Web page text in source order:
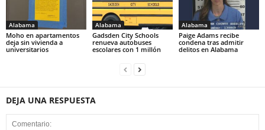
Alabama
Moho en apartamentos
deja sin vivienda a
universitarios
Alabama
Gadsden City Schools
renueva autobuses
escolares con 1 millón
Alabama
Paige Adams recibe
condena tras admitir
delitos en Alabama
DEJA UNA RESPUESTA